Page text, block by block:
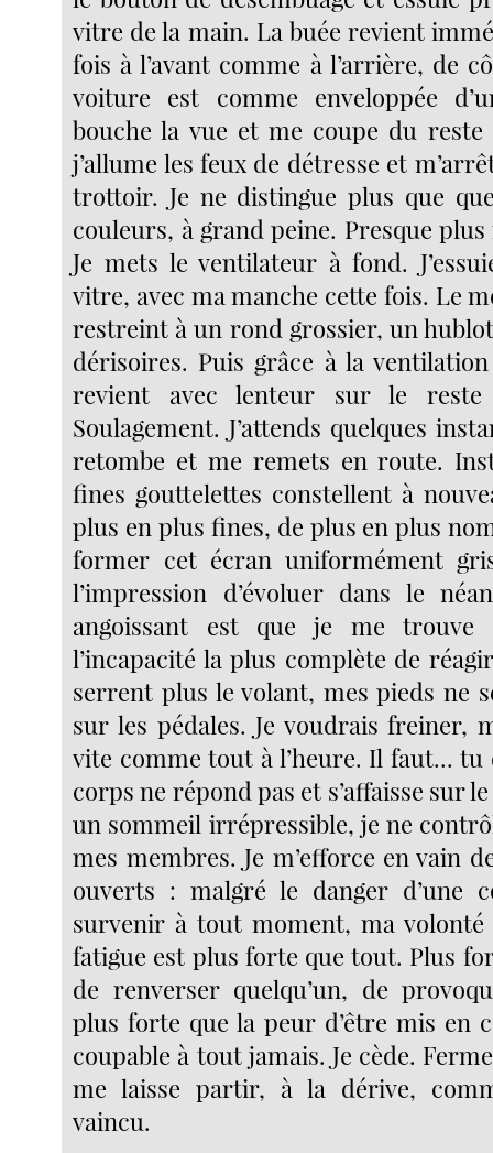
vitre de la main. La buée revient
fois à l’avant comme à l’arrière, de
voiture est comme enveloppée
bouche la vue et me coupe du
j’allume les feux de détresse et
trottoir. Je ne distingue plus que
couleurs, à grand peine. Presque
Je mets le ventilateur à fond.
vitre, avec ma manche cette fois. Le
restreint à un rond grossier, un
dérisoires. Puis grâce à la
revient avec lenteur sur le reste
Soulagement. J’attends quelques
retombe et me remets en route.
fines gouttelettes constellent à
plus en plus fines, de plus en plus
former cet écran uniformément
l’impression d’évoluer dans le
angoissant est que je me trouve
l’incapacité la plus complète de
serrent plus le volant, mes pieds ne
sur les pédales. Je voudrais freiner,
vite comme tout à l’heure. Il faut...
corps ne répond pas et s’affaisse sur
un sommeil irrépressible, je ne
mes membres. Je m’efforce en vain
ouverts : malgré le danger d’une
survenir à tout moment, ma volonté
fatigue est plus forte que tout. Plus
de renverser quelqu’un, de
plus forte que la peur d’être mis en
coupable à tout jamais. Je cède.
me laisse partir, à la dérive,
vaincu.